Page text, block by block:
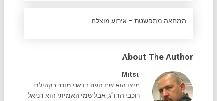
המחאה מתפשטת – אירוע מוצלח
About The Author
Mitsu
מיצו הוא שם העט בו אני מוכר בקהילת
רוכבי הדו"ג, אבל שמי האמיתי הוא דניאל